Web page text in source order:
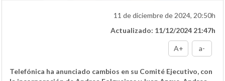
11 de diciembre de 2024, 20:50h
Actualizado: 11/12/2024 21:47h
A+ a-
Telefónica ha anunciado cambios en su Comité Ejecutivo, con